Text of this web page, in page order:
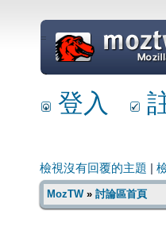
=
登入
檢視沒有回覆的主題
MozTW» 討論區首頁